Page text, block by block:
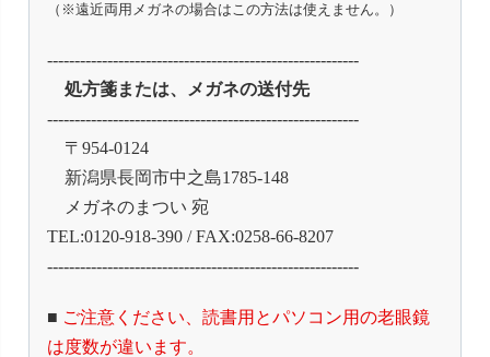
（※遠近両用メガネの場合はこの方法は使えません。）
---------------------------------------------------------
処方箋または、メガネの送付先
---------------------------------------------------------
〒954-0124
新潟県長岡市中之島1785-148
メガネのまつい 宛
TEL:0120-918-390 / FAX:0258-66-8207
---------------------------------------------------------
■ ご注意ください、読書用とパソコン用の老眼鏡
は度数が違います。